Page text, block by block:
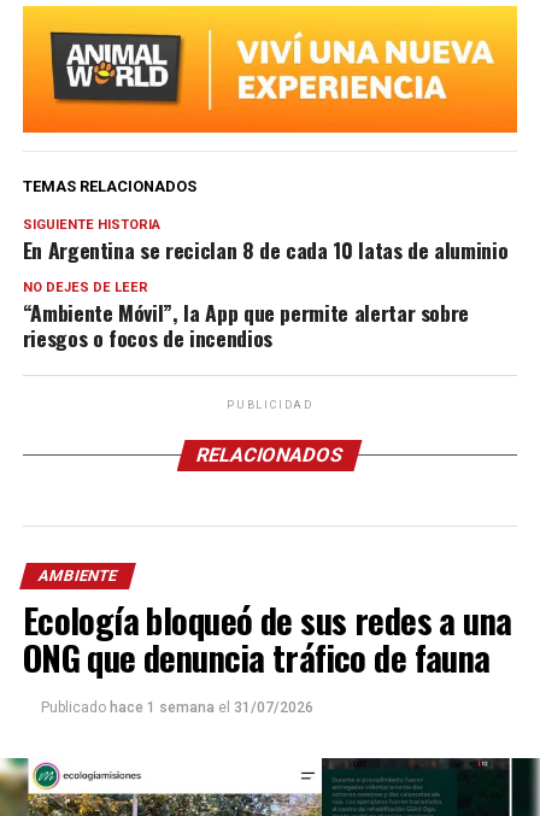
TEMAS RELACIONADOS
SIGUIENTE HISTORIA
En Argentina se reciclan 8 de cada 10 latas de aluminio
NO DEJES DE LEER
“Ambiente Móvil”, la App que permite alertar sobre
riesgos o focos de incendios
PUBLICIDAD
RELACIONADOS
AMBIENTE
Ecología bloqueó de sus redes a una
ONG que denuncia tráfico de fauna
Publicado hace 1 semana el 31/07/2026